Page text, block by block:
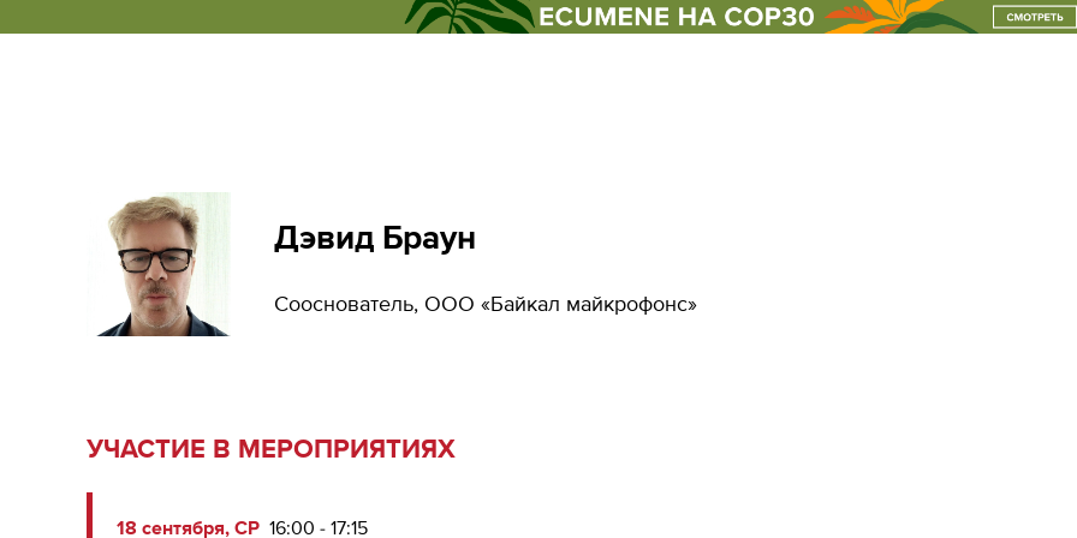
ecumene форум форматы оон клуб
Дэвид Браун
Сооснователь, ООО «Байкал майкрофонс»
УЧАСТИЕ В МЕРОПРИЯТИЯХ
18 сентября, СР 16:00 - 17:15